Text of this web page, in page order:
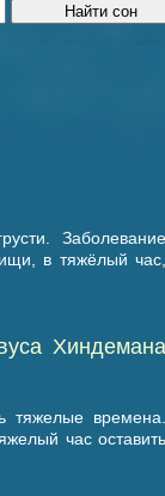
Заболевание
в тяжёлый час,
Хиндемана
тяжелые времена.
час оставить